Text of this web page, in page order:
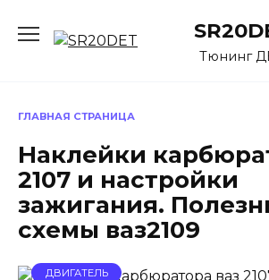
содержанию
Тюнинг
ГЛАВНАЯ СТРАНИЦА
Наклейки
2107 и настройки
зажигания.
схемы ваз2109
ДВИГАТЕЛЬ